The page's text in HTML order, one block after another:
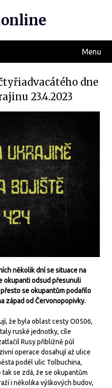
Menu
dne
23.4.2023
několik dní se situace na
okupanti odsud přesunuli
se okupantům podařilo
západ od Červonopopivky.
že byla oblast cesty O0506,
ruské jednotky, cíle
Rusy přibližně půl
operace dosahují až ulice
podél ulic Tolbuchina,
se zdá, že se okupantům
i několika výškových budov,